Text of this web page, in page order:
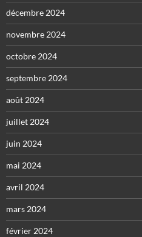
décembre 2024
novembre 2024
octobre 2024
septembre 2024
août 2024
juillet 2024
juin 2024
mai 2024
avril 2024
mars 2024
février 2024